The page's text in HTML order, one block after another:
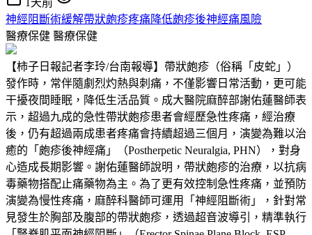
神經阻斷術緩解帶狀皰疹疼痛降低皰疹後神經痛風險
醫療保健 醫療保健
【柿子日報記者李玲/台南報導】帶狀皰疹（俗稱「皮蛇」）
發作時，常伴隨劇烈灼熱與刺痛，不僅影響日常活動，更可能
干擾夜間睡眠，降低生活品質。成大醫院麻醉部謝佑蓮醫師表
示，超過九成的急性帶狀皰疹患者會經歷急性疼痛，經治療
後，仍有超過兩成患者疼痛會持續超過三個月，演變為難以治
癒的「皰疹後神經痛」（Postherpetic Neuralgia, PHN），對身
心造成長期影響。謝佑蓮醫師說明，帶狀皰疹的治療，以抗病
毒藥物搭配止痛藥物為主。為了更有效控制急性疼痛，並預防
演變為慢性疼痛，麻醉科醫師可運用「神經阻斷術」，針對常
見發生於胸部及腹部的帶狀皰疹，透過超音波導引，精準執行